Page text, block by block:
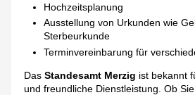
Hochzeitsplanung
Ausstellung von Urkunden wie
Sterbeurkunde
Terminvereinbarung für
DasStandesamt Merzig ist bekannt
und freundliche Dienstleistung. Ob